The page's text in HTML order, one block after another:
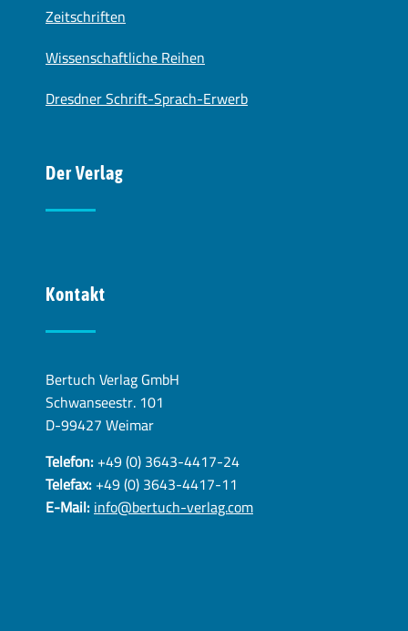
Zeitschriften
Wissenschaftliche Reihen
Dresdner Schrift-Sprach-Erwerb
Der Verlag
Kontakt
Bertuch Verlag GmbH
Schwanseestr. 101
D-99427 Weimar
Telefon:+49 (0) 3643-4417-24
Telefax:+49 (0) 3643-4417-11
E-Mail:info@bertuch-verlag.com